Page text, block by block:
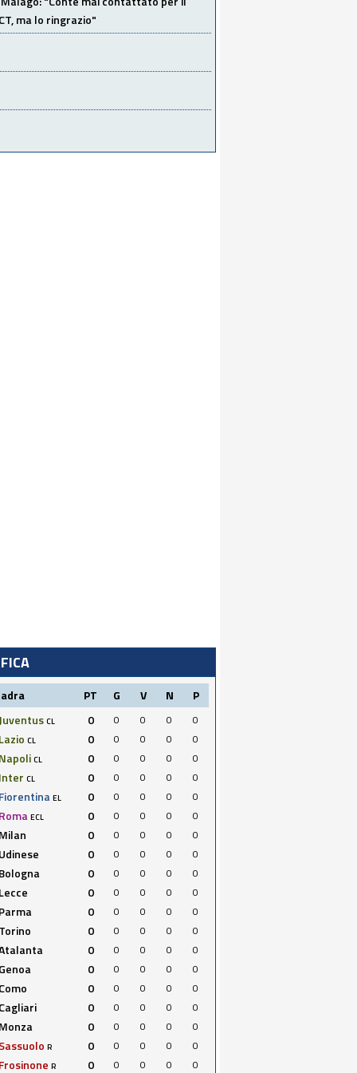
ma lo ringrazio"
PT G V N
P
CL 0 0 0 0 0
CL 0 0 0 0 0
CL 0 0 0 0 0
CL 0 0 0 0 0
EL 0 0 0 0 0
ECL 0 0 0 0 0
0 0 0 0 0
0 0 0 0 0
0 0 0 0 0
0 0 0 0 0
0 0 0 0 0
0 0 0 0 0
0 0 0 0 0
0 0 0 0 0
0 0 0 0 0
0 0 0 0 0
0 0 0 0 0
R 0 0 0 0 0
R 0 0 0 0 0